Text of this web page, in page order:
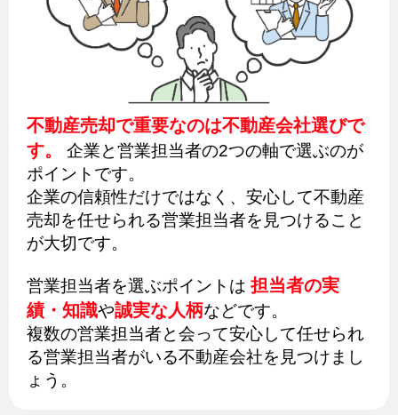
不動産売却で重要なのは不動産会社選びで
す。
企業と営業担当者の2つの軸で選ぶのが
ポイントです。
企業の信頼性だけではなく、安心して不動産
売却を任せられる営業担当者を見つけること
が大切です。
営業担当者を選ぶポイントは 担当者の実
績・知識や誠実な人柄などです。
複数の営業担当者と会って安心して任せられ
る営業担当者がいる不動産会社を見つけまし
ょう。